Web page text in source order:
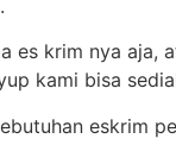
es krim nya
kami bisa
eskrim